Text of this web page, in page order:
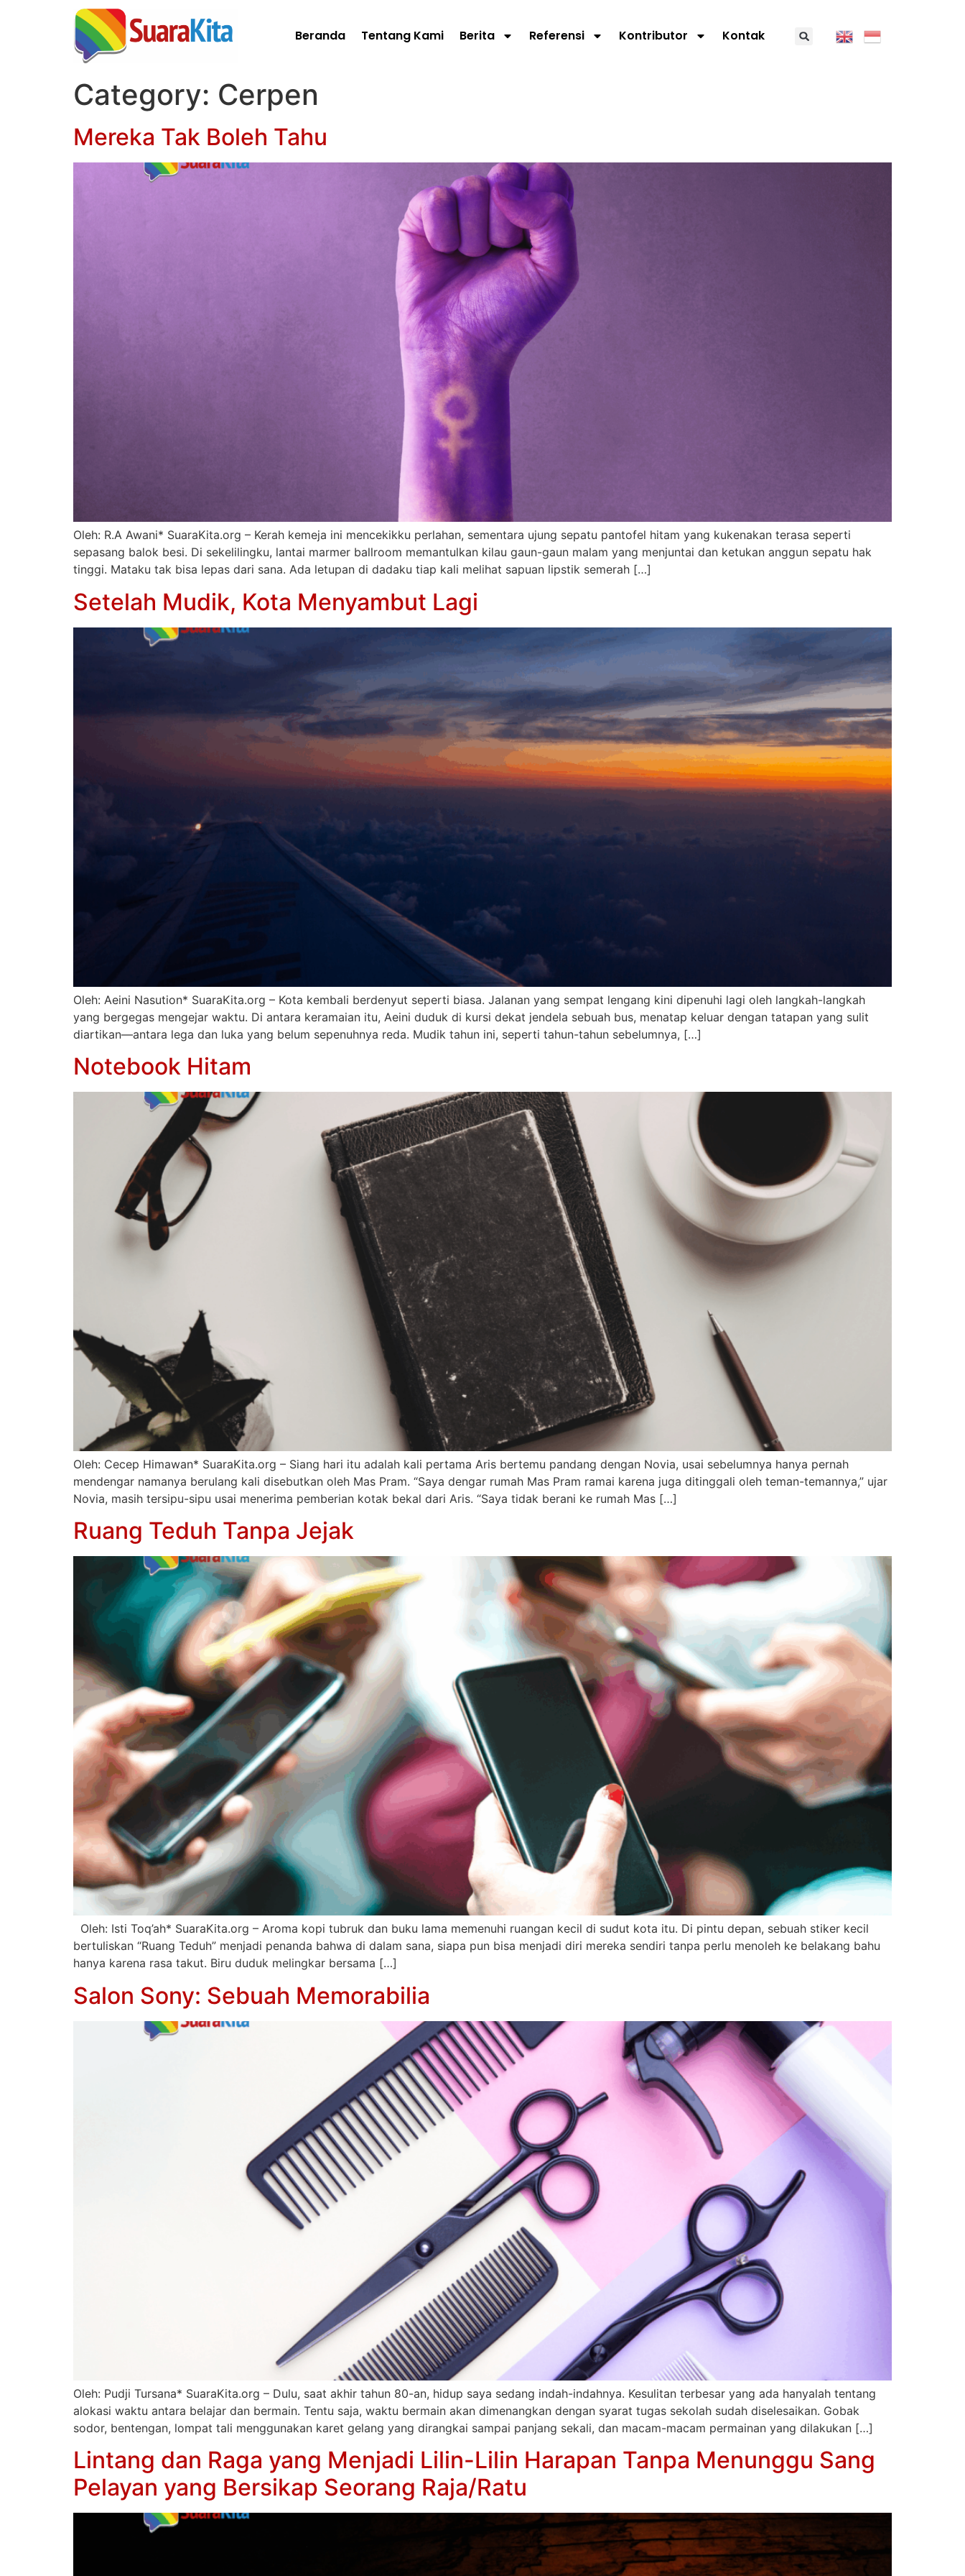
Beranda Tentang Kami Berita Referensi Kontributor Kontak
Category: Cerpen
Mereka Tak Boleh Tahu
Oleh: R.A Awani* SuaraKita.org – Kerah kemeja ini mencekikku perlahan, sementara ujung sepatu pantofel hitam yang kukenakan terasa seperti
sepasang balok besi. Di sekelilingku, lantai marmer ballroom memantulkan kilau gaun-gaun malam yang menjuntai dan ketukan anggun sepatu hak
tinggi. Mataku tak bisa lepas dari sana. Ada letupan di dadaku tiap kali melihat sapuan lipstik semerah […]
Setelah Mudik, Kota Menyambut Lagi
Oleh: Aeini Nasution* SuaraKita.org – Kota kembali berdenyut seperti biasa. Jalanan yang sempat lengang kini dipenuhi lagi oleh langkah-langkah
yang bergegas mengejar waktu. Di antara keramaian itu, Aeini duduk di kursi dekat jendela sebuah bus, menatap keluar dengan tatapan yang sulit
diartikan—antara lega dan luka yang belum sepenuhnya reda. Mudik tahun ini, seperti tahun-tahun sebelumnya, […]
Notebook Hitam
Oleh: Cecep Himawan* SuaraKita.org – Siang hari itu adalah kali pertama Aris bertemu pandang dengan Novia, usai sebelumnya hanya pernah
mendengar namanya berulang kali disebutkan oleh Mas Pram. “Saya dengar rumah Mas Pram ramai karena juga ditinggali oleh teman-temannya,” ujar
Novia, masih tersipu-sipu usai menerima pemberian kotak bekal dari Aris. “Saya tidak berani ke rumah Mas […]
Ruang Teduh Tanpa Jejak
Oleh: Isti Toq’ah* SuaraKita.org – Aroma kopi tubruk dan buku lama memenuhi ruangan kecil di sudut kota itu. Di pintu depan, sebuah stiker kecil
bertuliskan “Ruang Teduh” menjadi penanda bahwa di dalam sana, siapa pun bisa menjadi diri mereka sendiri tanpa perlu menoleh ke belakang bahu
hanya karena rasa takut. Biru duduk melingkar bersama […]
Salon Sony: Sebuah Memorabilia
Oleh: Pudji Tursana* SuaraKita.org – Dulu, saat akhir tahun 80-an, hidup saya sedang indah-indahnya. Kesulitan terbesar yang ada hanyalah tentang
alokasi waktu antara belajar dan bermain. Tentu saja, waktu bermain akan dimenangkan dengan syarat tugas sekolah sudah diselesaikan. Gobak
sodor, bentengan, lompat tali menggunakan karet gelang yang dirangkai sampai panjang sekali, dan macam-macam permainan yang dilakukan […]
Lintang dan Raga yang Menjadi Lilin-Lilin Harapan Tanpa Menunggu Sang
Pelayan yang Bersikap Seorang Raja/Ratu